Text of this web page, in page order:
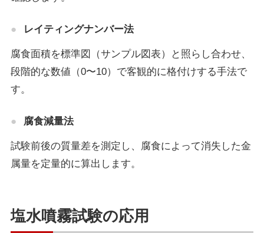
レイティングナンバー法
腐食面積を標準図（サンプル図表）と照らし合わせ、
段階的な数値（0〜10）で客観的に格付けする手法で
す。
腐食減量法
試験前後の質量差を測定し、腐食によって消失した金
属量を定量的に算出します。
塩水噴霧試験の応用